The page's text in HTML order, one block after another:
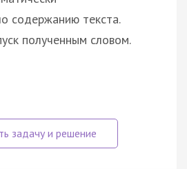
содержанию текста.
полученным словом.